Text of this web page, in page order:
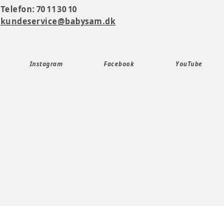
Telefon: 70 11 30 10
kundeservice@babysam.dk
Instagram Facebook YouTube